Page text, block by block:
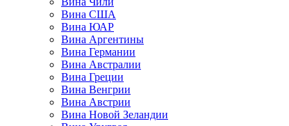
Вина США
Вина ЮАР
Вина Аргентины
Вина Германии
Вина Австралии
Вина Греции
Вина Венгрии
Вина Австрии
Вина Новой Зеландии